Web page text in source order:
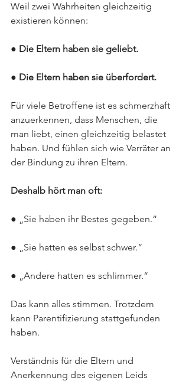
Weil zwei Wahrheiten gleichzeitig
existieren können:
● Die Eltern haben sie geliebt.
● Die Eltern haben sie überfordert.
Für viele Betroffene ist es schmerzhaft
anzuerkennen, dass Menschen, die
man liebt, einen gleichzeitig belastet
haben. Und fühlen sich wie Verräter an
der Bindung zu ihren Eltern.
Deshalb hört man oft:
● „Sie haben ihr Bestes gegeben.“
● „Sie hatten es selbst schwer.“
● „Andere hatten es schlimmer.“
Das kann alles stimmen. Trotzdem
kann Parentifizierung stattgefunden
haben.
Verständnis für die Eltern und
Anerkennung des eigenen Leids